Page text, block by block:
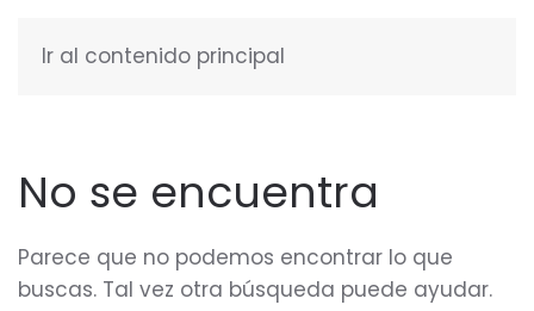
Ir al contenido principal
No se encuentra
Parece que no podemos encontrar lo que
buscas. Tal vez otra búsqueda puede ayudar.